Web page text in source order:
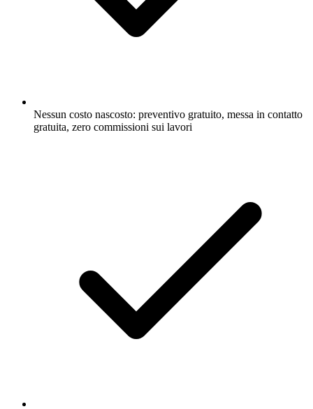
Nessun costo nascosto: preventivo gratuito, messa in contatto
gratuita, zero commissioni sui lavori